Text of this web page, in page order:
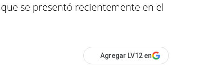
se presentó recientemente en el
Agregar LV12 en